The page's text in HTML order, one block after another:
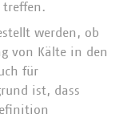
treffen.
werden, ob
von Kälte in den
für
ist, dass